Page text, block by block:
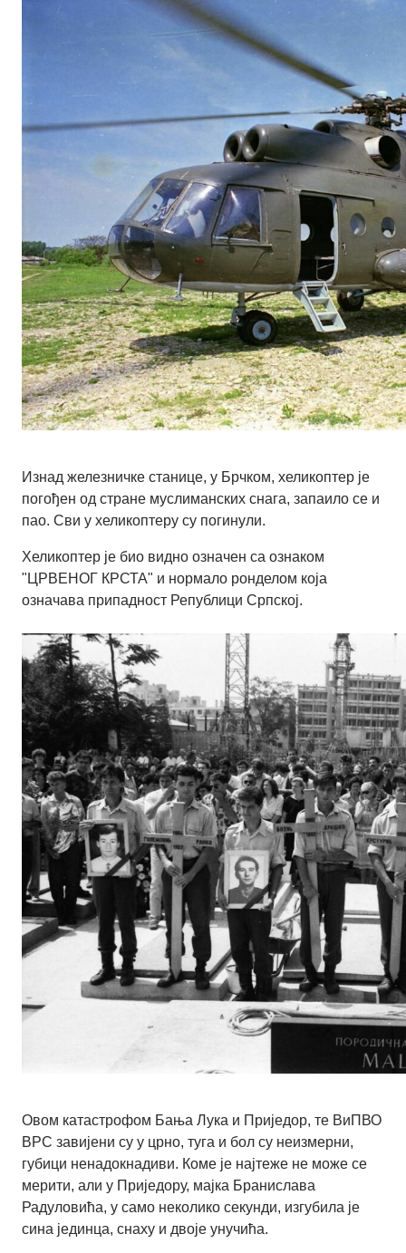
Изнад железничке станице, у Брчком, хеликоптер је
погођен од стране муслиманских снага, запаило се и
пао. Сви у хеликоптеру су погинули.
Хеликоптер је био видно означен са ознаком
"ЦРВЕНОГ КРСТА" и нормало ронделом која
означава припадност Републици Српској.
Овом катастрофом Бања Лука и Приједор, те ВиПВО
ВРС завијени су у црно, туга и бол су неизмерни,
губици ненадокнадиви. Коме је најтеже не може се
мерити, али у Приједору, мајка Бранислава
Радуловића, у само неколико секунди, изгубила је
сина јединца, снаху и двоје унучића.